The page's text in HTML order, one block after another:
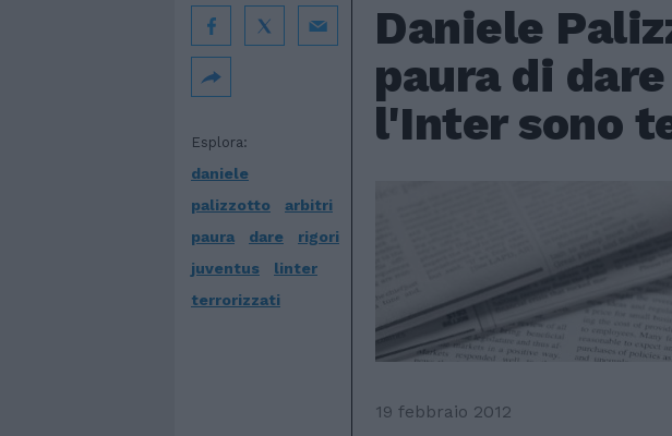
Daniele
paura di
l'Inter sono
Esplora:
daniele
palizzotto
arbitri
paura
dare
rigori
juventus
linter
terrorizzati
19 febbraio 2012